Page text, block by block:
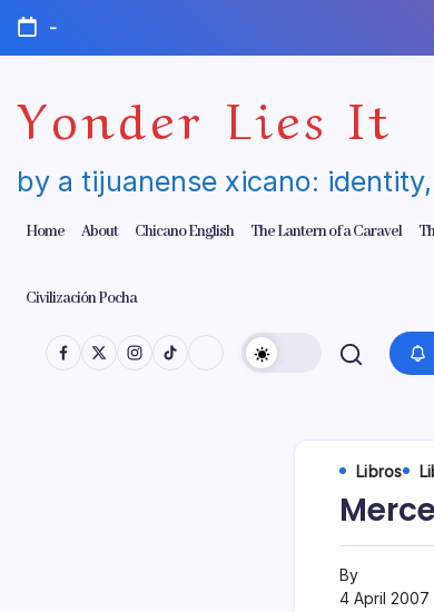
Skip
content
-
Yonder Lies It
by a tijuanense xicano:
Home About Chicano English The Lantern of a Caravel
Civilización Pocha
Libros
By
4 April 2007